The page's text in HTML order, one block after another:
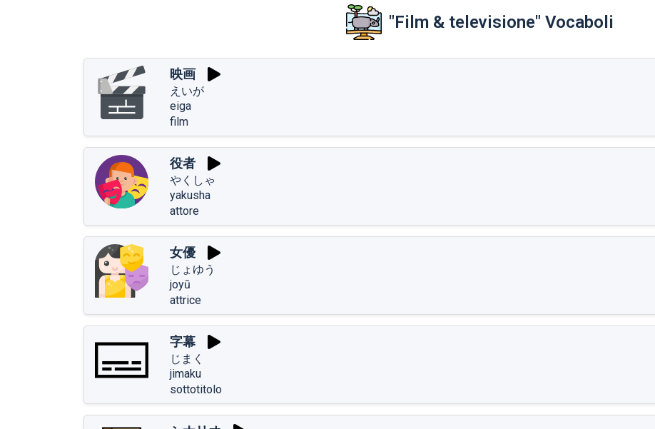
"Film & televisione" Vocaboli
映画
えいが
eiga
film
役者
やくしゃ
yakusha
attore
女優
じょゆう
joyū
attrice
字幕
じまく
jimaku
sottotitolo